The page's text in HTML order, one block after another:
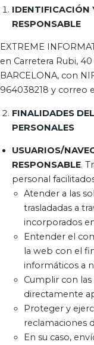
IDENTIFICACIÓN
RESPONSABLE
EXTREME
en Carretera Rubi, 40
BARCELONA, con
964038218 y correo
FINALIDADES
PERSONALES
USUARIOS/
RESPONSABLE.
personal
Atender a las
trasladadas a
incorporados
Entender el
la web con el
informáticos a
Cumplir con
directamente
Proteger y
reclamaciones
En su caso,